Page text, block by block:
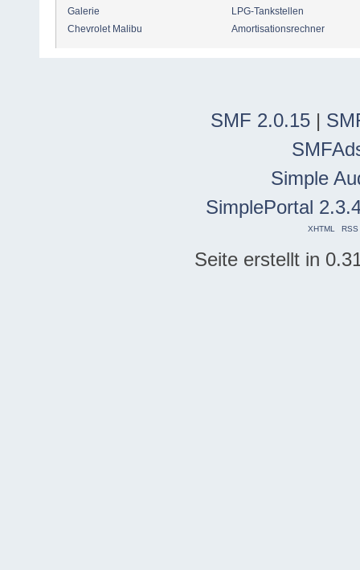
Galerie
LPG-Tankstellen
Chevrolet Malibu
Amortisationsrechner
SMF 2.0.15 |
Simple
SimplePortal
XHTML RSS
Seite erstellt in